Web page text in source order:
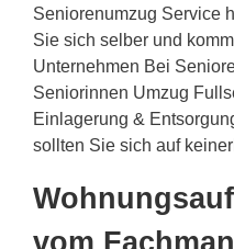
Seniorenumzug Service
Sie sich selber und
Unternehmen Bei
Seniorinnen Umzug
Einlagerung &
sollten Sie sich auf